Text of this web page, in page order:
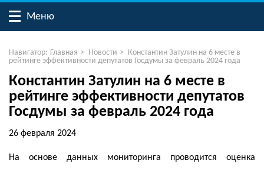
Меню
Навигатор: Главная > Новости > Константин Затулин на 6 месте в
рейтинге эффективности депутатов Госдумы за февраль 2024 года
Константин Затулин на 6 месте в
рейтинге эффективности депутатов
Госдумы за февраль 2024 года
26 февраля 2024
На основе данных мониторинга проводится оценка